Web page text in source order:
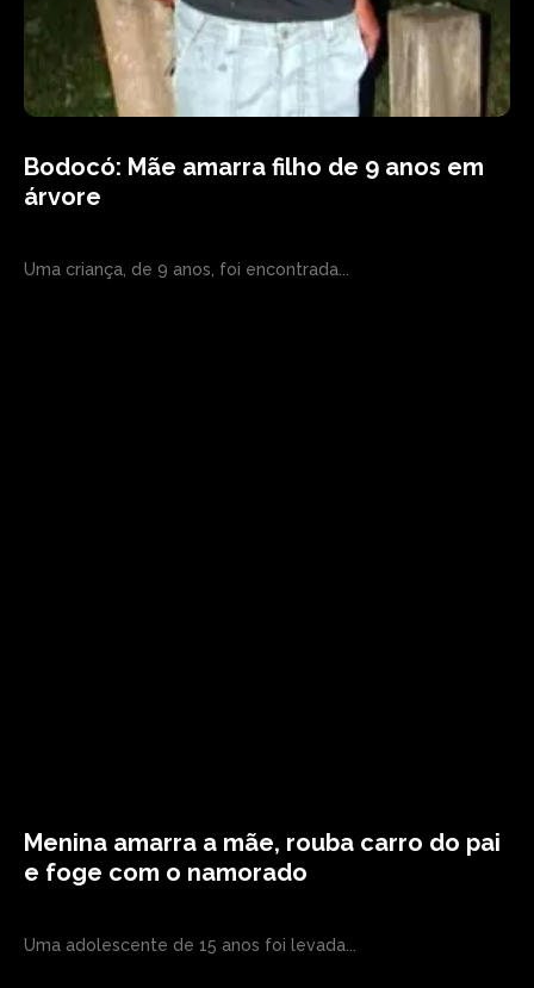
Bodocó: Mãe amarra filho de 9 anos em
árvore
Uma criança, de 9 anos, foi encontrada...
Menina amarra a mãe, rouba carro do pai
e foge com o namorado
Uma adolescente de 15 anos foi levada...